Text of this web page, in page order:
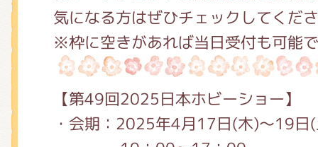
気になる方はぜひチェックしてくだ
※枠に空きがあれば当日受付も可能
【第49回2025日本ホビーショー】
・会期：2025年4月17日(木)～19日